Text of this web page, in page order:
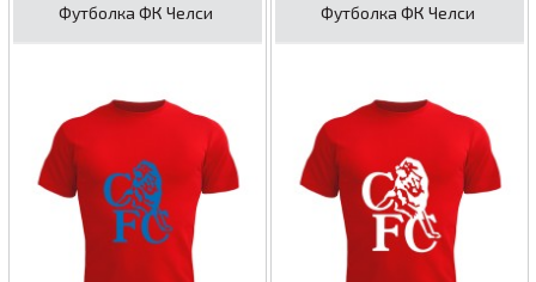
Футболка ФК Челси Футболка ФК Челси